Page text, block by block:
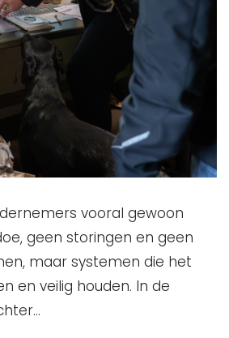
vooral gewoon
geen storingen en geen
maar systemen die het
en veilig houden. In de